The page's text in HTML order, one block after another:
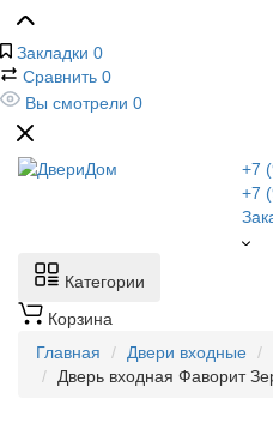
Закладки 0
Сравнить 0
Вы смотрели 0
+7
+7
Категории
Корзина
Главная
Двери входные
Дверь входная Фаворит